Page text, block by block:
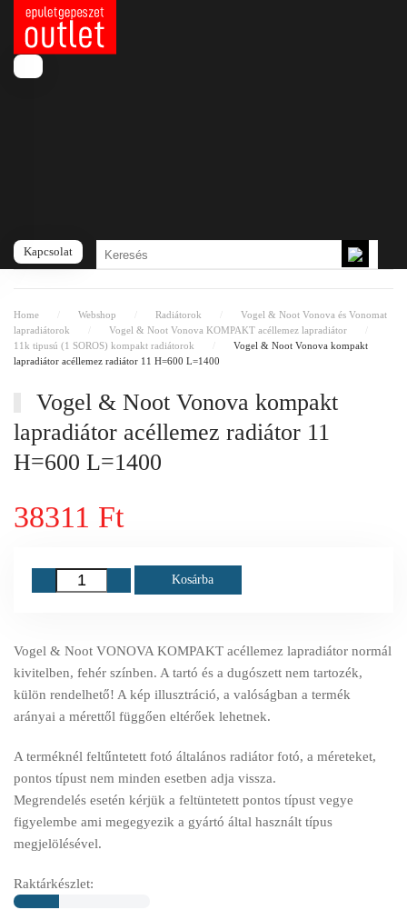
Fő tartalom átugrása
A kosara még üres
Kapcsolat
Home Webshop Radiátorok
Vogel & Noot Vonova és Vonomat
lapradiátorok
Vogel & Noot Vonova KOMPAKT acéllemez lapradiátor
11k tipusú (1 SOROS) kompakt radiátorok
Vogel & Noot Vonova kompakt
lapradiátor acéllemez radiátor 11 H=600 L=1400
Vogel & Noot Vonova kompakt
lapradiátor acéllemez radiátor 11
H=600 L=1400
38311 Ft
Kosárba
Vogel & Noot VONOVA KOMPAKT acéllemez lapradiátor normál
kivitelben, fehér színben. A tartó és a dugószett nem tartozék,
külön rendelhető! A kép illusztráció, a valóságban a termék
arányai a mérettől függően eltérőek lehetnek.
A terméknél feltűntetett fotó általános radiátor fotó, a méreteket,
pontos típust nem minden esetben adja vissza.
Megrendelés esetén kérjük a feltüntetett pontos típust vegye
figyelembe ami megegyezik a gyártó által használt típus
megjelölésével.
Raktárkészlet: